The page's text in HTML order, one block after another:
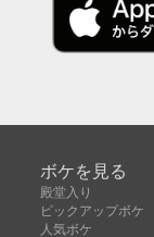
ボケを見る
殿堂入り
ピックアップボケ
人気ボケ